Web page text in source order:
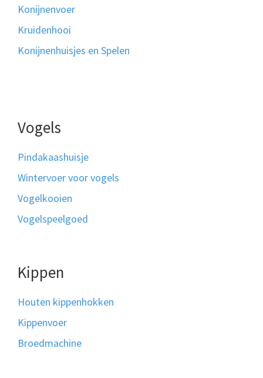
Konijnenvoer
Kruidenhooi
Konijnenhuisjes en Spelen
Vogels
Pindakaashuisje
Wintervoer voor vogels
Vogelkooien
Vogelspeelgoed
Kippen
Houten kippenhokken
Kippenvoer
Broedmachine